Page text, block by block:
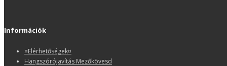
Információk
¤Elérhetőségek¤
Hangszórójavítás Mezőkövesd